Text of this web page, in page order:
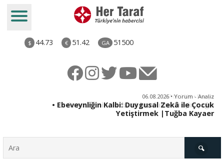
$ 44.73 € 51.42 GA 51500
06.08.2026 • Yorum - Analiz
• Ebeveynliğin Kalbi: Duygusal Zekâ ile Çocuk
Yetiştirmek |Tuğba Kayaer